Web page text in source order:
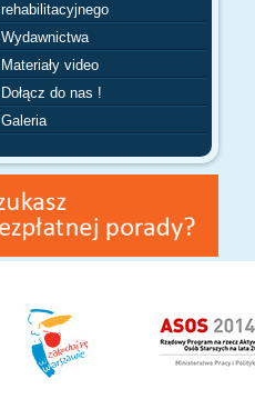
rehabilitacyjnego
Wydawnictwa
Materiały video
Dołącz do nas !
Galeria